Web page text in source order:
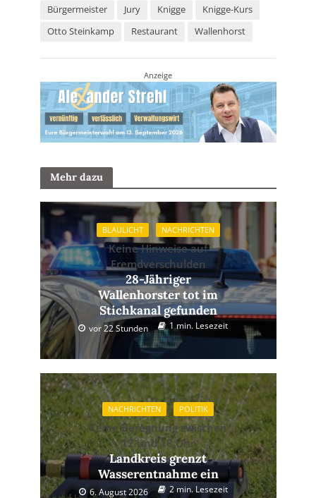
Bürgermeister
Jury Knigge
Knigge-Kurs
Otto Steinkamp
Restaurant Wallenhorst
Anzeige
Mehr dazu
BLAULICHT NACHRICHTEN
Keine Hinweise auf
Fremdverschulden
28-Jähriger
Wallenhorster tot im
Stichkanal gefunden
vor 22 Stunden 1 min. Lesezeit
NACHRICHTEN POLITIK
Keine Beregnung zwischen
12 und 18 Uhr
Landkreis grenzt
Wasserentnahme ein
6. August 2026 2 min. Lesezeit